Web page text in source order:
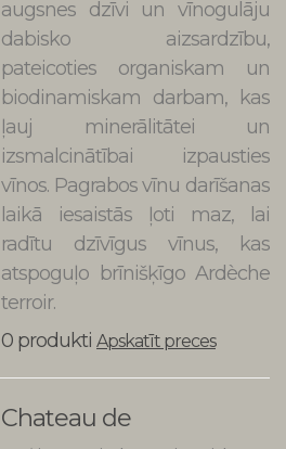
augsnes dzīvi un vīnogulāju
dabisko aizsardzību,
pateicoties organiskam un
biodinamiskam darbam, kas
ļauj minerālitātei un
izsmalcinātībai izpausties
vīnos. Pagrabos vīnu darīšanas
laikā iesaistās ļoti maz, lai
radītu dzīvīgus vīnus, kas
atspoguļo brīnišķīgo Ardèche
terroir.
0 produkti Apskatīt preces
Chateau de